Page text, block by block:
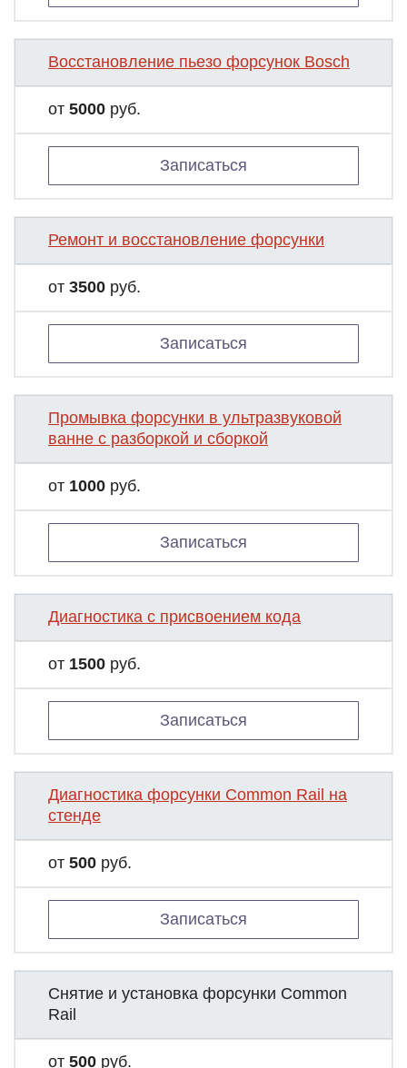
Восстановление пьезо форсунок Bosch
от 5000 руб.
Записаться
Ремонт и восстановление форсунки
от 3500 руб.
Записаться
Промывка форсунки в ультразвуковой
ванне с разборкой и сборкой
от 1000 руб.
Записаться
Диагностика с присвоением кода
от 1500 руб.
Записаться
Диагностика форсунки Common Rail на
стенде
от 500 руб.
Записаться
Снятие и установка форсунки Common
Rail
от 500 руб.